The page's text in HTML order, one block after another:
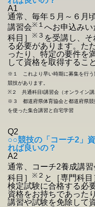
A1
通常、毎年５月～６月
講習会※１ へお申込みい
科目］ ※３ を受講し、
る必要があります。た
ったり、特定の要件を
して資格を取得するこ
※１ これより早い時期に募集を行う
競技があります。
※２ 共通科目Ⅰ講習会（オンライン講
※３ 都道府県体育協会と都道府県競
を使った集合講習と自宅学習
Q2
○○競技の「コーチ2」
れば良いの？
A2
通常、コーチ2養成講習
科目］ ※２ と［専門科目
検定試験に合格する必
資格をお持ちであった
講習や試験を免除して